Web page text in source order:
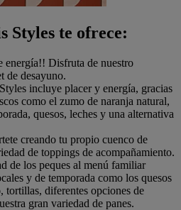
Styles te ofrece:
energía!! Disfruta de nuestro
de desayuno.
incluye placer y energía, gracias
como el zumo de naranja natural,
quesos, leches y una alternativa
creando tu propio cuenco de
de toppings de acompañamiento.
de los peques al menú familiar
y de temporada como los quesos
tortillas, diferentes opciones de
gran variedad de panes.